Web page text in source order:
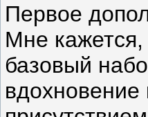
Первое
Мне
базовый